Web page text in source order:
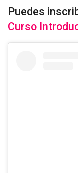
Puedes
Curso